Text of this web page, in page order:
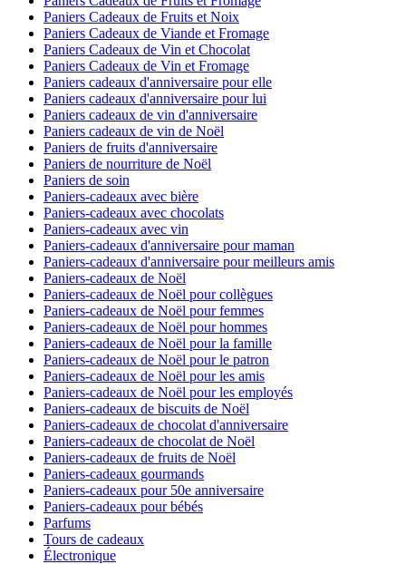
Paniers Cadeaux de Fruits et Noix
Paniers Cadeaux de Viande et Fromage
Paniers Cadeaux de Vin et Chocolat
Paniers Cadeaux de Vin et Fromage
Paniers cadeaux d'anniversaire pour elle
Paniers cadeaux d'anniversaire pour lui
Paniers cadeaux de vin d'anniversaire
Paniers cadeaux de vin de Noël
Paniers de fruits d'anniversaire
Paniers de nourriture de Noël
Paniers de soin
Paniers-cadeaux avec bière
Paniers-cadeaux avec chocolats
Paniers-cadeaux avec vin
Paniers-cadeaux d'anniversaire pour maman
Paniers-cadeaux d'anniversaire pour meilleurs amis
Paniers-cadeaux de Noël
Paniers-cadeaux de Noël pour collègues
Paniers-cadeaux de Noël pour femmes
Paniers-cadeaux de Noël pour hommes
Paniers-cadeaux de Noël pour la famille
Paniers-cadeaux de Noël pour le patron
Paniers-cadeaux de Noël pour les amis
Paniers-cadeaux de Noël pour les employés
Paniers-cadeaux de biscuits de Noël
Paniers-cadeaux de chocolat d'anniversaire
Paniers-cadeaux de chocolat de Noël
Paniers-cadeaux de fruits de Noël
Paniers-cadeaux gourmands
Paniers-cadeaux pour 50e anniversaire
Paniers-cadeaux pour bébés
Parfums
Tours de cadeaux
Électronique